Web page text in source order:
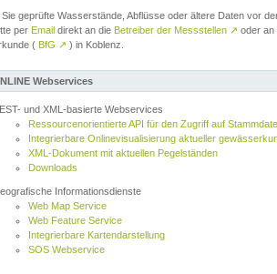
Sie geprüfte Wasserstände, Abflüsse oder ältere Daten vor
per Email direkt an die Betreiber der Messstellen ↗ oder an
( BfG ↗ ) in Koblenz.
Webservices
und XML-basierte Webservices
Ressourcenorientierte API für den Zugriff auf
Integrierbare Onlinevisualisierung aktueller
XML-Dokument mit aktuellen Pegelständen
Downloads
Informationsdienste
Web Map Service
Web Feature Service
Integrierbare Kartendarstellung
SOS Webservice